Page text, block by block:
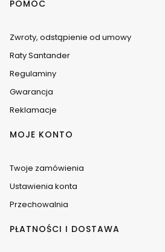
Linki w stopce
POMOC
Zwroty, odstąpienie od umowy
Raty Santander
Regulaminy
Gwarancja
Reklamacje
MOJE KONTO
Twoje zamówienia
Ustawienia konta
Przechowalnia
PŁATNOŚCI I DOSTAWA